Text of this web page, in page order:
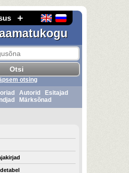
otsing
Autorid
Esitajad
Märksõnad